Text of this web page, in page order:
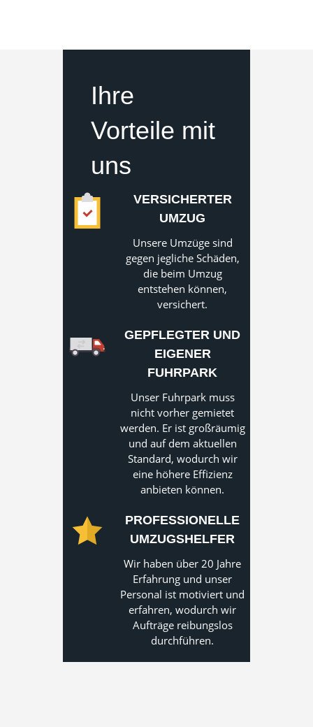
Ihre
Vorteile mit
uns
VERSICHERTER
UMZUG
Unsere Umzüge sind
gegen jegliche Schäden,
die beim Umzug
entstehen können,
versichert.
GEPFLEGTER UND
EIGENER
FUHRPARK
Unser Fuhrpark muss
nicht vorher gemietet
werden. Er ist großräumig
und auf dem aktuellen
Standard, wodurch wir
eine höhere Effizienz
anbieten können.
PROFESSIONELLE
UMZUGSHELFER
Wir haben über 20 Jahre
Erfahrung und unser
Personal ist motiviert und
erfahren, wodurch wir
Aufträge reibungslos
durchführen.